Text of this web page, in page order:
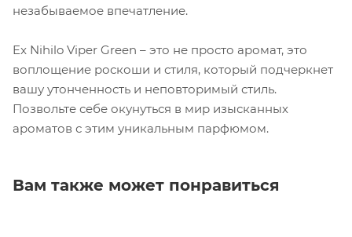
незабываемое впечатление.
Ex Nihilo Viper Green – это не просто аромат, это
воплощение роскоши и стиля, который подчеркнет
вашу утонченность и неповторимый стиль.
Позвольте себе окунуться в мир изысканных
ароматов с этим уникальным парфюмом.
Вам также может понравиться